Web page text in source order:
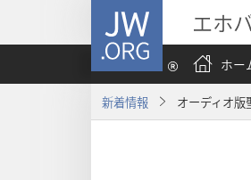
JW.ORG エホ
ホー
新着情報 オーディオ